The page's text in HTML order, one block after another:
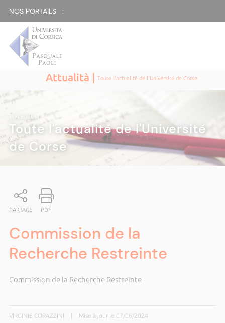
NOS PORTAILS :
Attualità |Toute l'actualité de l'Université de Corse
ATTUALITÀ|
Toute l'actualité de l'Université
de Corse
PARTAGE PDF
Commission de la
Recherche Restreinte
Commission de la Recherche Restreinte
VIRGINIE CORAZZINI Mise à jour le 07/06/2024